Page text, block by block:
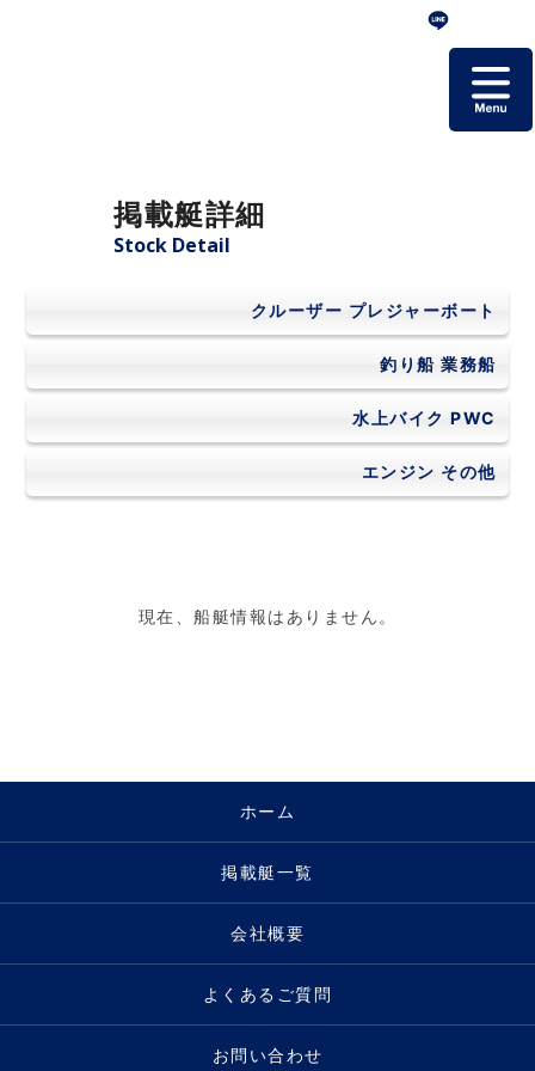
会社概要
よくあるご質問
お問い合わせ
個人情報保護方針
掲載艇詳細
Stock Detail
クルーザー プレジャーボート
釣り船 業務船
水上バイク PWC
エンジン その他
現在、船艇情報はありません。
ホーム
掲載艇一覧
会社概要
よくあるご質問
お問い合わせ